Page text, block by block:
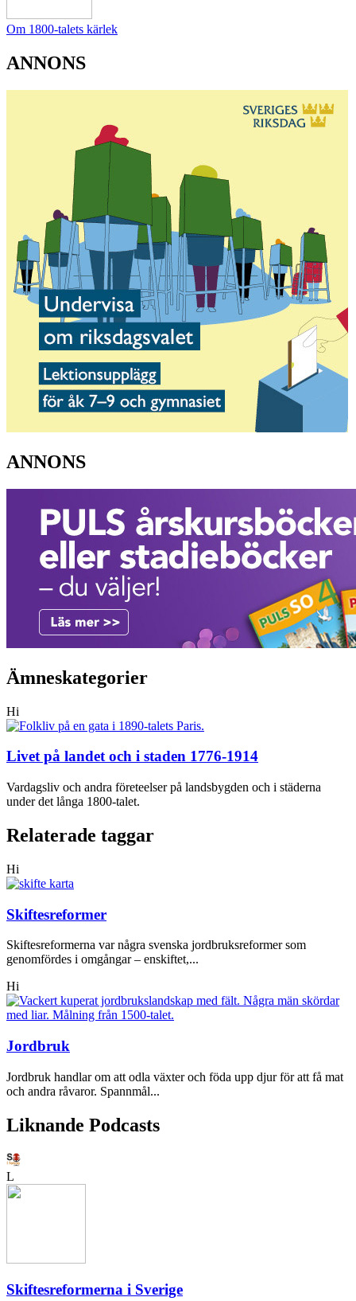
Om 1800-talets kärlek
ANNONS
ANNONS
Ämneskategorier
Hi
Livet på landet och i staden 1776-1914
Vardagsliv och andra företeelser på landsbygden och i städerna
under det långa 1800-talet.
Relaterade taggar
Hi
Skiftesreformer
Skiftesreformerna var några svenska jordbruksreformer som
genomfördes i omgångar – enskiftet,...
Hi
Jordbruk
Jordbruk handlar om att odla växter och föda upp djur för att få mat
och andra råvaror. Spannmål...
Liknande Podcasts
L
Skiftesreformerna i Sverige